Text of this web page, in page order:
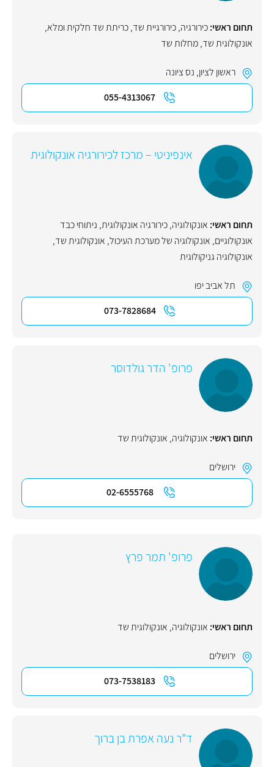
תחום ראשי:כירורגיה,כירורגיית שד,כריתת שד חלקית ומלא,
אונקולוגית שד,מחלות שד
ראשון לציון, נס ציונה
055-4313067
אינפיניטי – מרכז לכירורגיה אונקולוגית
תחום ראשי: אונקולוגיה,כירורגיה אונקולוגית, ניתוחי כבד
אונקולוגיים, אונקולוגיה של מערכת העיכול, אונקולוגית שד,
אונקולוגיה גניקולוגית
תל אביב יפו
073-7828684
פרופ' הדר גולדוסר
תחום ראשי: אונקולוגיה, אונקולוגית שד
ירושלים
02-6555768
פרופ' תמר פרץ
תחום ראשי: אונקולוגיה, אונקולוגית שד
ירושלים
073-7538183
ד"ר נעה אפרת בן ברוך